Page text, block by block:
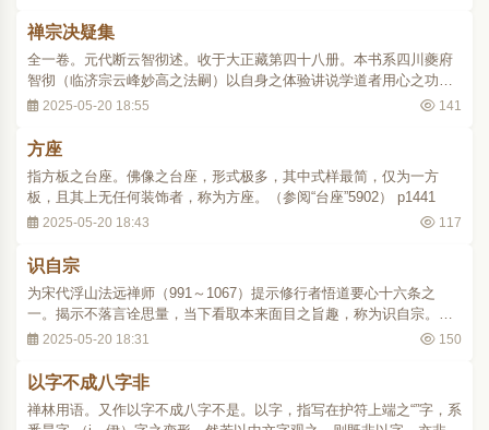
禅宗决疑集
全一卷。元代断云智彻述。收于大正藏第四十八册。本书系四川夔府
智彻（临济宗云峰妙高之法嗣）以自身之体验讲说学道者用心之功
夫，并阐明实践修道之方法，以究佛道玄旨，开显本来面目。全篇分
门、执碍决疑门、失正究竟门、彻底穷渊门、指本..
2025-05-20 18:55 141
方座
指方板之台座。佛像之台座，形式极多，其中式样最简，仅为一方
板，且其上无任何装饰者，称为方座。（参阅“台座”5902） p1441
2025-05-20 18:43 117
识自宗
为宋代浮山法远禅师（991～1067）提示修行者悟道要心十六条之
一。揭示不落言诠思量，当下看取本来面目之旨趣，称为识自宗。五
家宗旨纂要卷中（卍续一一四·二七四下）：“识自宗者，须识本来宗
2025-05-20 18:31 150
以字不成八字非
禅林用语。又作以字不成八字不是。以字，指写在护符上端之“”字，系